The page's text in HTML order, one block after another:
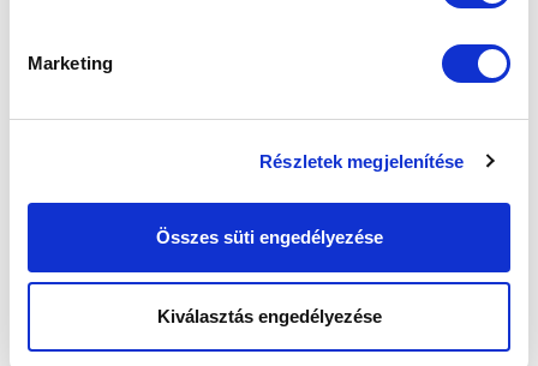
Marketing
Részletek megjelenítése
Összes süti engedélyezése
Kiválasztás engedélyezése